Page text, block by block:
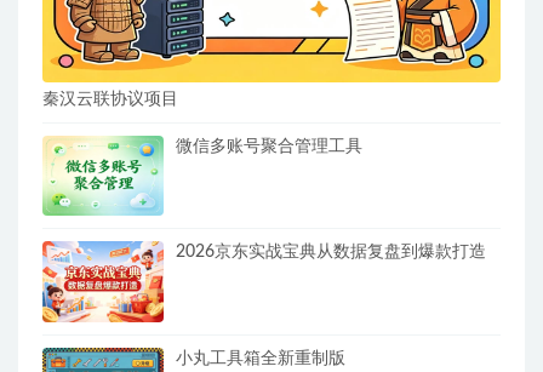
秦汉云联协议项目
微信多账号聚合管理工具
2026京东实战宝典从数据复盘到爆款打造
小丸工具箱全新重制版